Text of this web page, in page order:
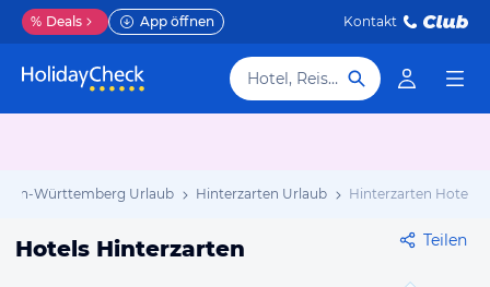
% Deals App öffnen Kontakt
Hotel, Reiseziel
Württemberg Urlaub Hinterzarten Urlaub Hinterzarten Hotels
Hotels Hinterzarten Teilen